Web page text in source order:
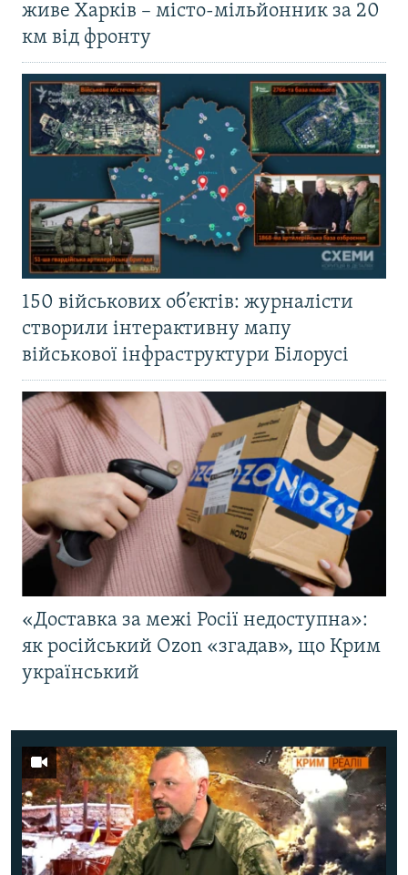
живе Харків – місто-мільйонник за 20
км від фронту
150 військових об’єктів: журналісти
створили інтерактивну мапу
військової інфраструктури Білорусі
«Доставка за межі Росії недоступна»:
як російський Ozon «згадав», що Крим
український